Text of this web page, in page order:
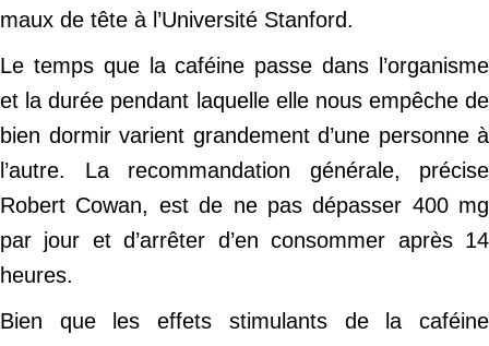
maux de tête à l’Université Stanford.
Le temps que la caféine passe dans l’organisme
et la durée pendant laquelle elle nous empêche de
bien dormir varient grandement d’une personne à
l’autre. La recommandation générale, précise
Robert Cowan, est de ne pas dépasser 400 mg
par jour et d’arrêter d’en consommer après 14
heures.
Bien que les effets stimulants de la caféine